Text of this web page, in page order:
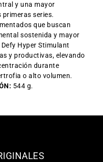
y una mayor
series.
que buscan
sostenida y mayor
Hyper Stimulant
y productivas, elevando
durante
o alto volumen.
544 g.